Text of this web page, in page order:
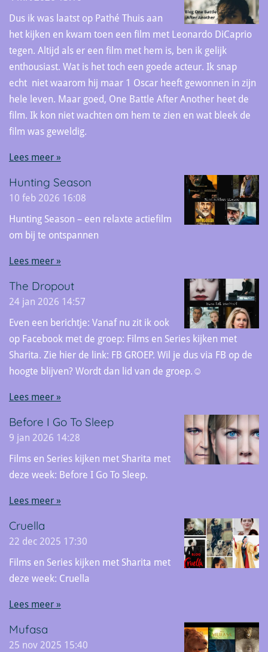
Dus ik was laatst op Pathé Thuis aan
het kijken en kwam toen een film met Leonardo DiCaprio
tegen. Altijd als er een film met hem is, ben ik gelijk
enthousiast. Wat is het toch een goede acteur. Ik snap
echt niet waarom hij maar 1 Oscar heeft gewonnen in zijn
hele leven. Maar goed, One Battle After Another heet de
film. Ik kon niet wachten om hem te zien en wat bleek de
film was geweldig.
Lees meer »
Hunting Season
10 feb 2026 16:08
Hunting Season – een relaxte actiefilm
om bij te ontspannen
Lees meer »
The Dropout
24 jan 2026 14:57
Even een berichtje: Vanaf nu zit ik ook
op Facebook met de groep: Films en Series kijken met
Sharita. Zie hier de link: FB GROEP. Wil je dus via FB op de
hoogte blijven? Wordt dan lid van de groep.☺
Lees meer »
Before I Go To Sleep
9 jan 2026 14:28
Films en Series kijken met Sharita met
deze week: Before I Go To Sleep.
Lees meer »
Cruella
22 dec 2025 17:30
Films en Series kijken met Sharita met
deze week: Cruella
Lees meer »
Mufasa
25 nov 2025 15:40